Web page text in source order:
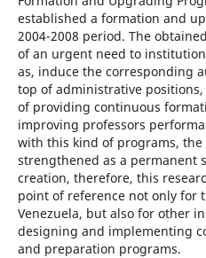
established a formation and
2004-2008 period. The
of an urgent need to
as, induce the corresponding
top of administrative
of providing continuous
improving professors
with this kind of programs,
strengthened as a permanent
creation, therefore, this
point of reference not only for
Venezuela, but also for other
designing and implementing
and preparation programs.